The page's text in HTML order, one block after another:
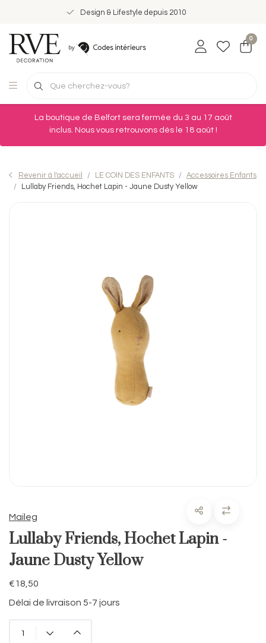
Design & Lifestyle depuis 2010
0
La boutique de Belfort sera fermée du 3 au 17 août
inclus. Nous vous retrouvons dès le 18 août !
Revenir à l'accueil LE COIN DES ENFANTS
Accessoires Enfants
Lullaby Friends, Hochet Lapin - Jaune Dusty Yellow
Maileg
Lullaby Friends, Hochet Lapin -
Jaune Dusty Yellow
€18,50
Délai de livraison 5-7 jours